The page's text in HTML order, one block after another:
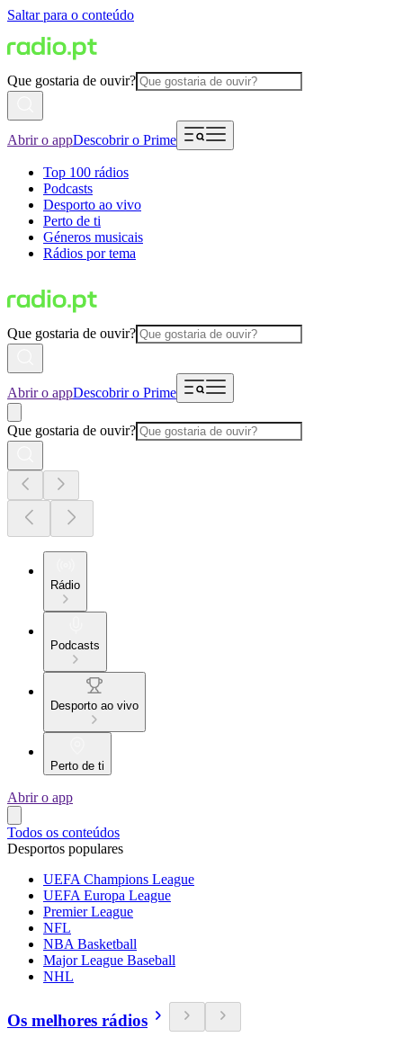
Saltar para o conteúdo
Que gostaria de ouvir?
Abrir o appDescobrir o Prime
Top 100 rádios
Podcasts
Desporto ao vivo
Perto de ti
Géneros musicais
Rádios por tema
Que gostaria de ouvir?
Abrir o appDescobrir o Prime
Que gostaria de ouvir?
Rádio
Podcasts
Desporto ao vivo
Perto de ti
Abrir o app
Todos os conteúdos
Desportos populares
UEFA Champions League
UEFA Europa League
Premier League
NFL
NBA Basketball
Major League Baseball
NHL
Os melhores rádios